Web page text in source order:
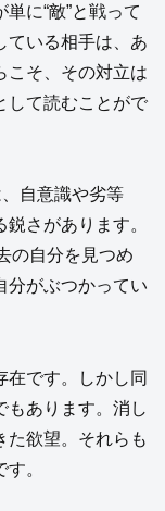
に“敵”と戦って
ている相手は、あ
こそ、その対立は
して読むことがで
自意識や劣等
さがあります。
の自分を見つめ
分がぶつかってい
在です。しかし同
もあります。消し
た欲望。それらも
。